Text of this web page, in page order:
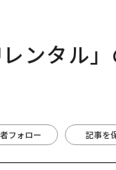
ンタル
フォロー 記事を